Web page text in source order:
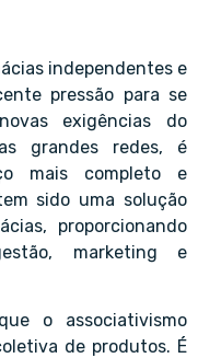
independentes e
pressão para se
exigências do
grandes redes, é
mais completo e
sido uma solução
proporcionando
marketing e
o associativismo
de produtos. É